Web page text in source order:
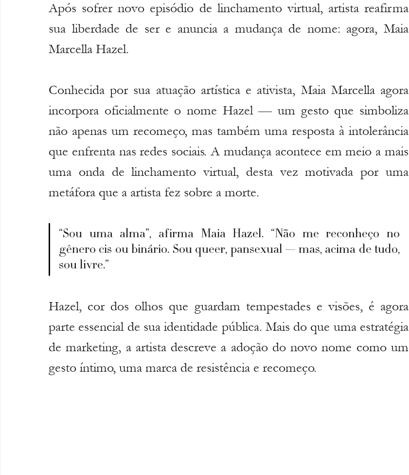
Após sofrer novo episódio de linchamento virtual, artista reafirma
sua liberdade de ser e anuncia a mudança de nome: agora, Maia
Marcella Hazel.
Conhecida por sua atuação artística e ativista, Maia Marcella agora
incorpora oficialmente o nome Hazel — um gesto que simboliza
não apenas um recomeço, mas também uma resposta à intolerância
que enfrenta nas redes sociais. A mudança acontece em meio a mais
uma onda de linchamento virtual, desta vez motivada por uma
metáfora que a artista fez sobre a morte.
“Sou uma alma”, afirma Maia Hazel. “Não me reconheço no
gênero cis ou binário. Sou queer, pansexual — mas, acima de tudo,
sou livre.”
Hazel, cor dos olhos que guardam tempestades e visões, é agora
parte essencial de sua identidade pública. Mais do que uma estratégia
de marketing, a artista descreve a adoção do novo nome como um
gesto íntimo, uma marca de resistência e recomeço.